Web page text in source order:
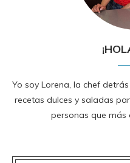
Yo soy Lorena, la chef
recetas dulces y saladas
personas que más